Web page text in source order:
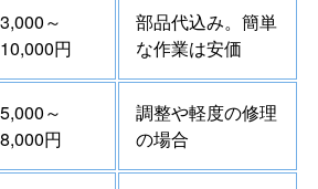
3,000～
10,000円
部品代込み。簡単
な作業は安価
5,000～
8,000円
調整や軽度の修理
の場合